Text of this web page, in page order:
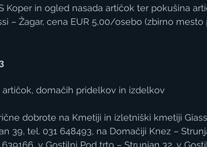
Koper in ogled nasada artičok ter pokušina
– Žagar, cena EUR 5,00/osebo (zbirno
artičok, domačih pridelkov in izdelkov
dobrote na Kmetiji in izletniški kmetiji
39, tel. 031 648493, na Domačiji Knez –
v Gostilni Pod trto – Strunjan 32, v